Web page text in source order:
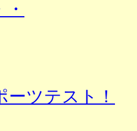
ーツテスト！